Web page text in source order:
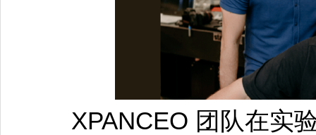
XPANCEO 团队在实验